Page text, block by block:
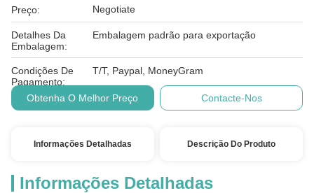
Preço: Negotiate
Detalhes Da
Embalagem:
Embalagem padrão para exportação
Condições De
Pagamento:
T/T, Paypal, MoneyGram
Obtenha O Melhor Preço Contacte-Nos
Informações Detalhadas Descrição Do Produto
Informações Detalhadas